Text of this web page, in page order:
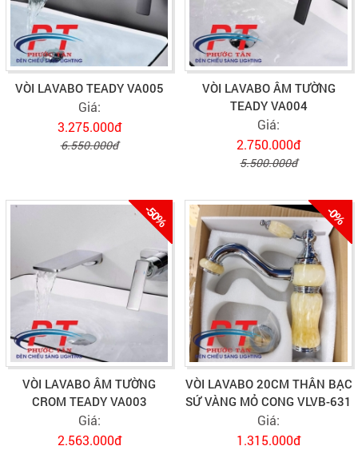
VÒI LAVABO TEADY VA005
Giá:
3.275.000đ
6.550.000đ
VÒI LAVABO ÂM TƯỜNG
TEADY VA004
Giá:
2.750.000đ
5.500.000đ
-50%
VÒI LAVABO ÂM TƯỜNG
CROM TEADY VA003
Giá:
2.563.000đ
-0%
VÒI LAVABO 20CM THÂN BẠC
SỨ VÀNG MỎ CONG VLVB-631
Giá:
1.315.000đ